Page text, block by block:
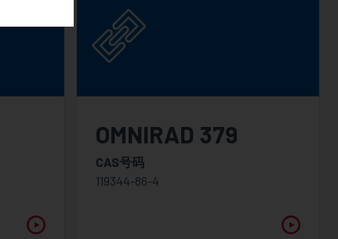
OMNIRAD 379
CAS号码
119344-86-4